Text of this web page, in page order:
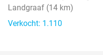
Landgraaf (14 km)
Verkocht: 1.110